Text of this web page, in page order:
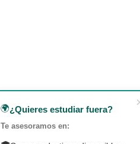
🌍¿Quieres estudiar fuera?
Te asesoramos en: